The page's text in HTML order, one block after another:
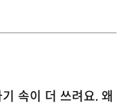
속이 더 쓰려요. 왜